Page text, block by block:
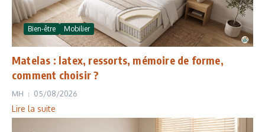
Bien-être Mobilier
Matelas : latex, ressorts, mémoire de forme,
comment choisir ?
MH 05/08/2026
Lire la suite